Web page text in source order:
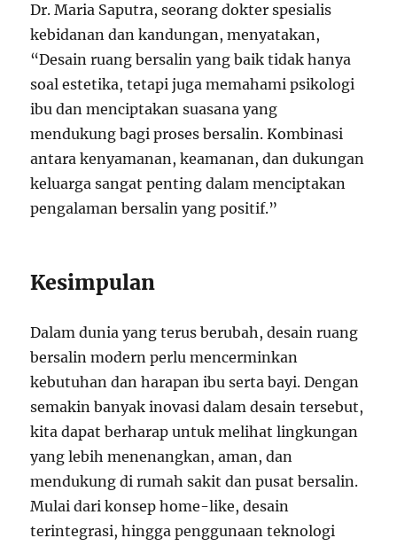
Dr. Maria Saputra, seorang dokter spesialis
kebidanan dan kandungan, menyatakan,
“Desain ruang bersalin yang baik tidak hanya
soal estetika, tetapi juga memahami psikologi
ibu dan menciptakan suasana yang
mendukung bagi proses bersalin. Kombinasi
antara kenyamanan, keamanan, dan dukungan
keluarga sangat penting dalam menciptakan
pengalaman bersalin yang positif.”
Kesimpulan
Dalam dunia yang terus berubah, desain ruang
bersalin modern perlu mencerminkan
kebutuhan dan harapan ibu serta bayi. Dengan
semakin banyak inovasi dalam desain tersebut,
kita dapat berharap untuk melihat lingkungan
yang lebih menenangkan, aman, dan
mendukung di rumah sakit dan pusat bersalin.
Mulai dari konsep home-like, desain
terintegrasi, hingga penggunaan teknologi